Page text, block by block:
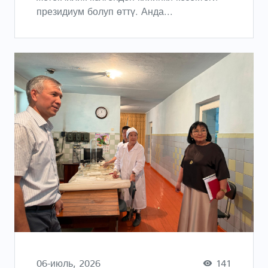
президиум болуп өттү. Анда...
06-июль, 2026 141